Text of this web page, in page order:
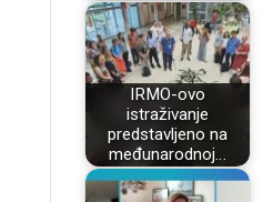
IRMO-ovo
istraživanje
predstavljeno na
međunarodnoj…